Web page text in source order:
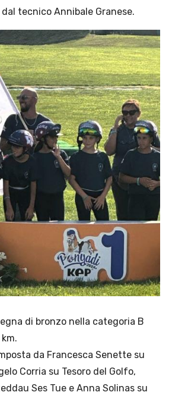
tecnico Annibale Granese.
di bronzo nella categoria B
da Francesca Senette su
Corria su Tesoro del Golfo,
Ses Tue e Anna Solinas su